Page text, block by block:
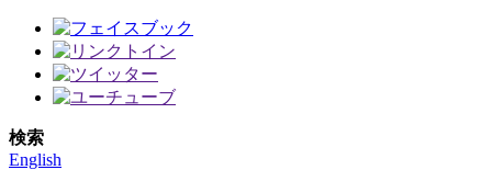
検索
English